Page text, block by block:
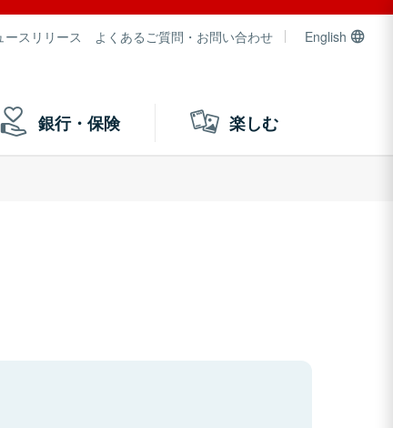
ースリリース よくあるご質問・お問い合わせ English
銀行・保険 楽しむ